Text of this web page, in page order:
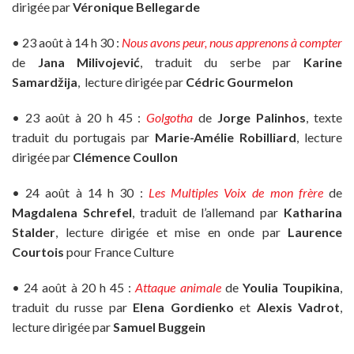
dirigée parVéronique Bellegarde
• 23 août à 14 h 30 : Nous avons peur, nous apprenons à compter
de Jana Milivojević, traduit du serbe par Karine
Samardžija, lecture dirigée par Cédric Gourmelon
• 23 août à 20 h 45 :Golgotha de Jorge Palinhos, texte
traduit du portugais par Marie-Amélie Robilliard, lecture
dirigée par Clémence Coullon
• 24 août à 14 h 30 : Les Multiples Voix de mon frèrede
Magdalena Schrefel, traduit de l’allemand par Katharina
Stalder, lecture dirigée et mise en onde par Laurence
Courtois pour France Culture
• 24 août à 20 h 45 :Attaque animalede Youlia Toupikina,
traduit du russe par Elena Gordienko et Alexis Vadrot,
lecture dirigée parSamuel Buggein